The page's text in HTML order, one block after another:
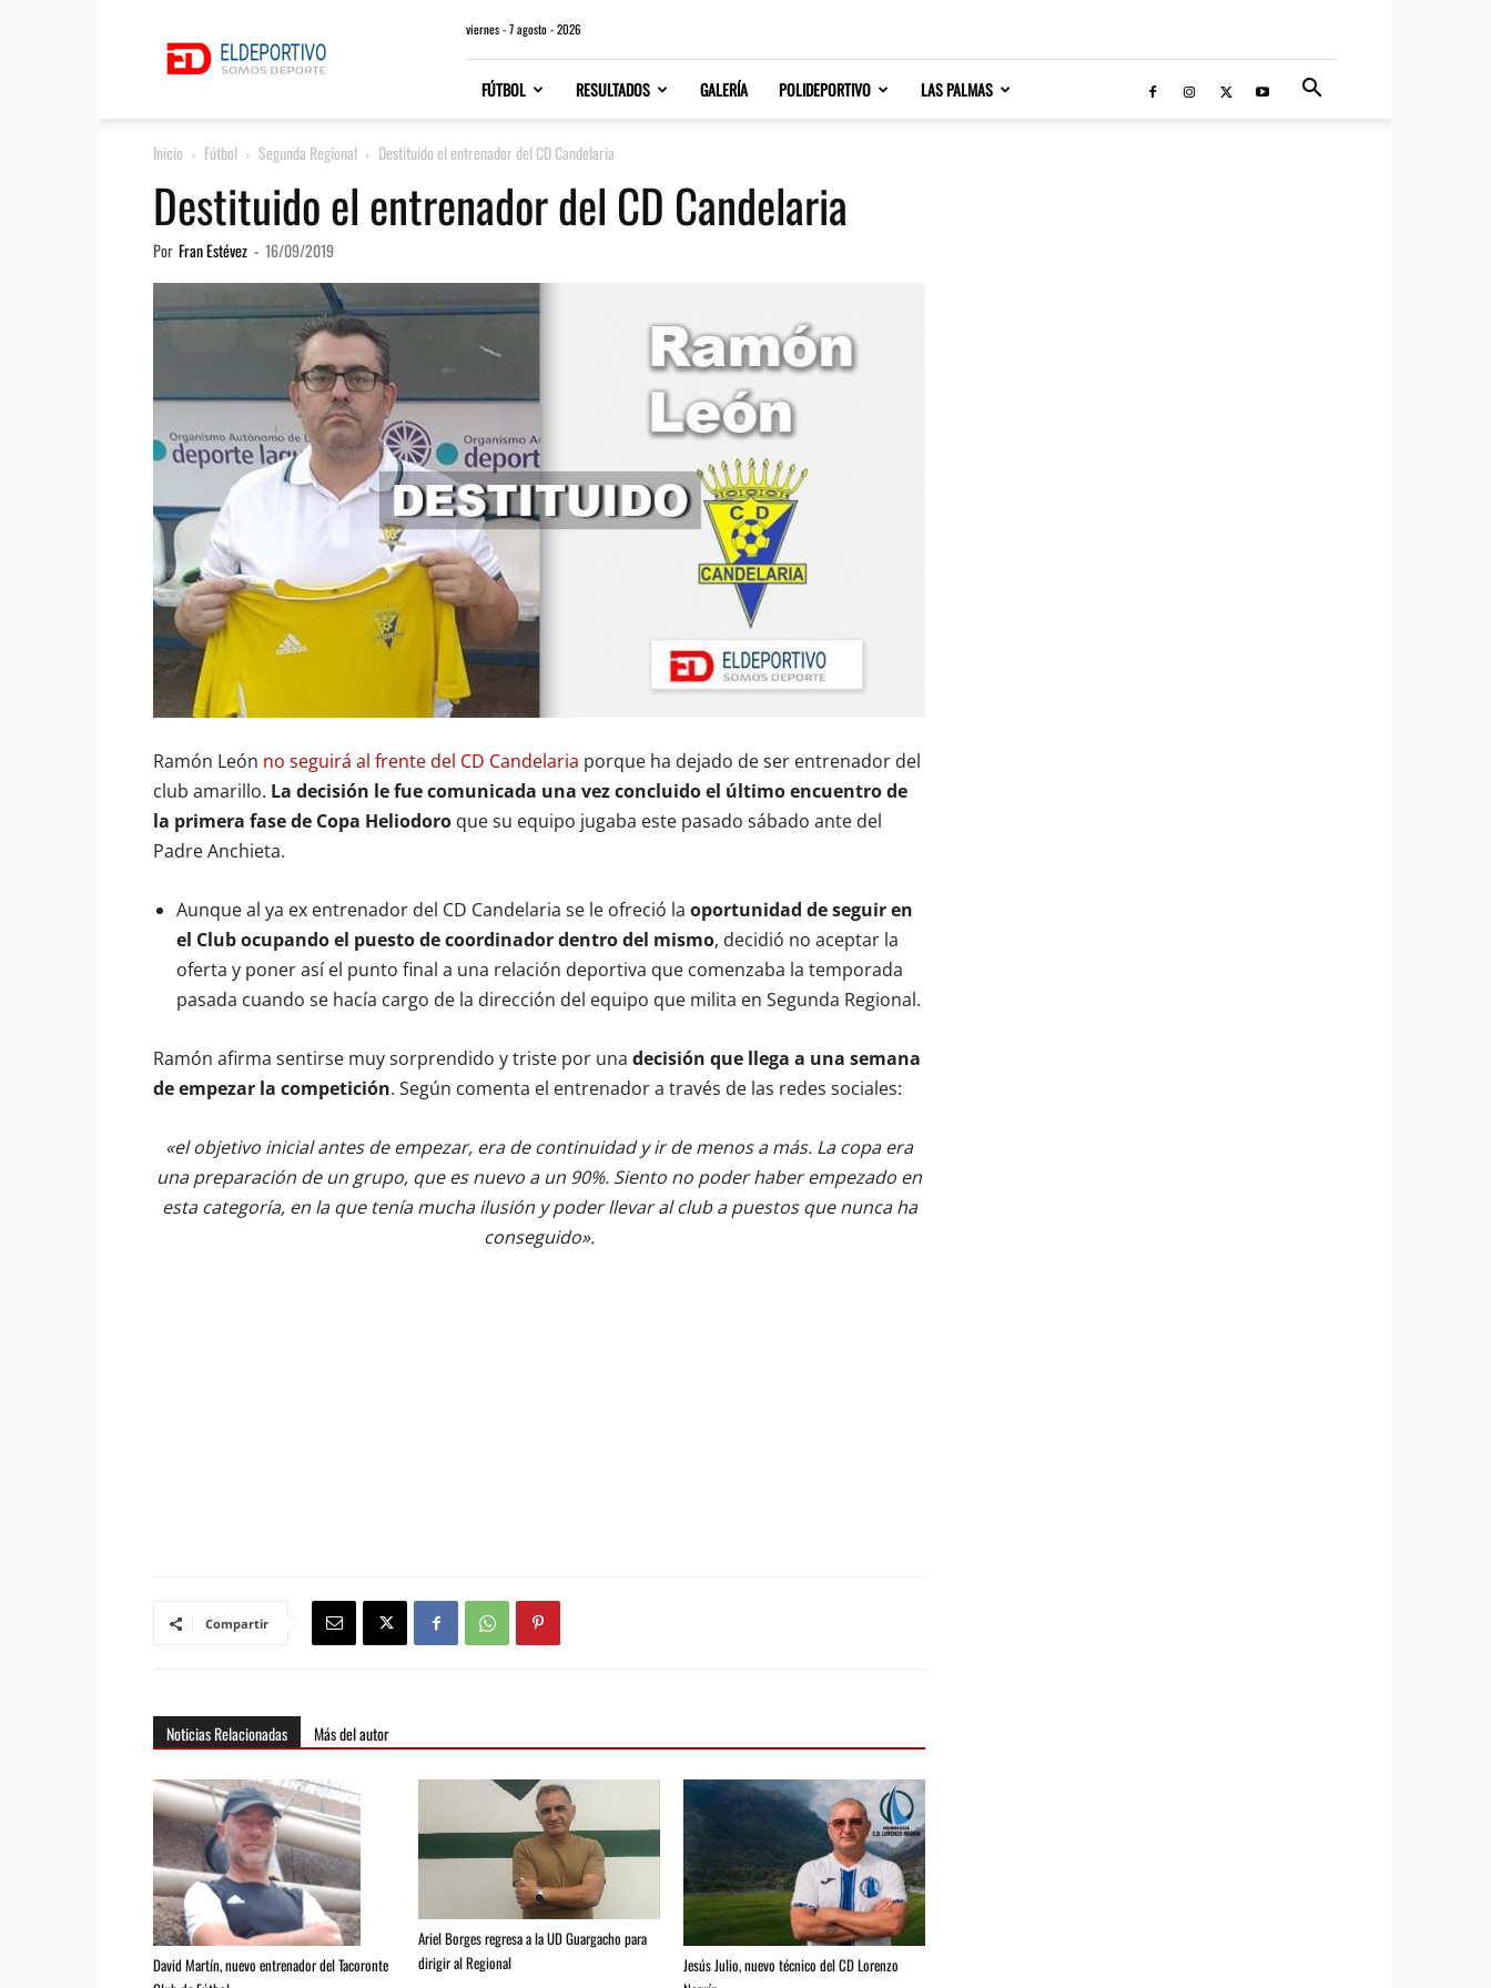
viernes - 7 agosto - 2026
FÚTBOL RESULTADOS GALERÍA POLIDEPORTIVO LAS PALMAS
Inicio Fútbol Segunda Regional Destituido el entrenador del CD Candelaria
Destituido el entrenador del CD Candelaria
Por Fran Estévez - 16/09/2019
Ramón León no seguirá al frente del CD Candelaria porque ha dejado de ser entrenador del
club amarillo. La decisión le fue comunicada una vez concluido el último encuentro de
la primera fase de Copa Heliodoro que su equipo jugaba este pasado sábado ante del
Padre Anchieta.
Aunque al ya ex entrenador del CD Candelaria se le ofreció la oportunidad de seguir en
el Club ocupando el puesto de coordinador dentro del mismo, decidió no aceptar la
oferta y poner así el punto final a una relación deportiva que comenzaba la temporada
pasada cuando se hacía cargo de la dirección del equipo que milita en Segunda Regional.
Ramón afirma sentirse muy sorprendido y triste por una decisión que llega a una semana
de empezar la competición. Según comenta el entrenador a través de las redes sociales:
«el objetivo inicial antes de empezar, era de continuidad y ir de menos a más. La copa era
una preparación de un grupo, que es nuevo a un 90%. Siento no poder haber empezado en
esta categoría, en la que tenía mucha ilusión y poder llevar al club a puestos que nunca ha
conseguido».
Compartir
Noticias Relacionadas Más del autor
David Martín, nuevo entrenador del Tacoronte
Ariel Borges regresa a la UD Guargacho para
dirigir al Regional
Jesús Julio, nuevo técnico del CD Lorenzo